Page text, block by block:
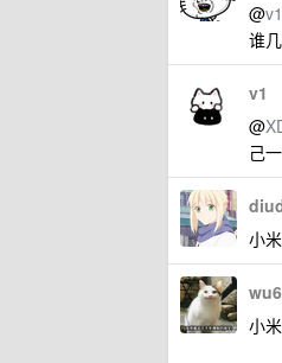
@v1
谁
v1
@
己
小
小